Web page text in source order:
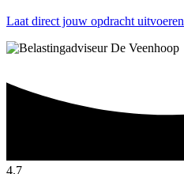
Laat direct jouw opdracht uitvoeren
4.7